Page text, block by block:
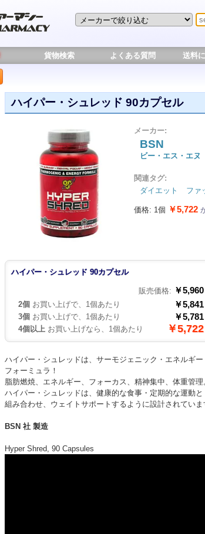
貨物検索 よくある質問 送料
ハイパー・シュレッド 90カプセル
メーカー:
BSN
ビー・エス・エヌ
関連タグ:
ダイエット
ファ
価格: 1個 ￥5,722
ハイパー・シュレッド 90カプセル
販売価格: ￥5,960
2個 お買い上げで、1個あたり ￥5,841
3個 お買い上げで、1個あたり ￥5,781
4個以上 お買い上げなら、1個あたり ￥5,722
ハイパー・シュレッドは、サーモジェニック・エネルギー
フォーミュラ！
脂肪燃焼、エネルギー、フォーカス、精神集中、体重管理
ハイパー・シュレッドは、健康的な食事・定期的な運動と
組み合わせ、ウェイトサポートするように設計されていま
BSN 社 製造
Hyper Shred, 90 Capsules